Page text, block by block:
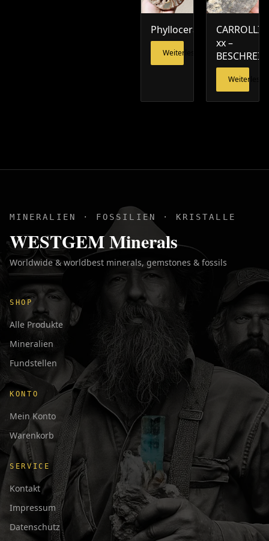
Phylloceras
Weiterlesen
CARROLLIT
xx –
Weiterlesen
MINERALIEN · FOSSILIEN · KRISTALLE
WESTGEM Minerals
Worldwide & worldbest minerals, gemstones & fossils
SHOP
Alle Produkte
Mineralien
Fundstellen
KONTO
Mein Konto
Warenkorb
SERVICE
Kontakt
Impressum
Datenschutz